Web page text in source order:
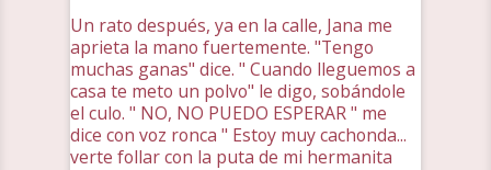
Un rato después, ya en la calle, Jana me
aprieta la mano fuertemente. "Tengo
muchas ganas" dice. " Cuando lleguemos a
casa te meto un polvo" le digo, sobándole
el culo. " NO, NO PUEDO ESPERAR " me
dice con voz ronca " Estoy muy cachonda...
verte follar con la puta de mi hermanita